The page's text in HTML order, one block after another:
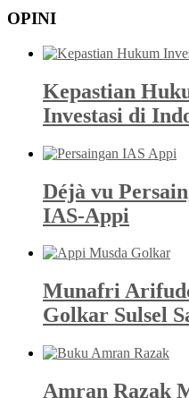
OPINI
Kepastian
Investasi di
Déjà vu
IAS-Appi
Munafri
Golkar Sulsel
Amran Razak